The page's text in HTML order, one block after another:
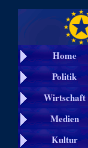
Home
Politik
Wirtschaft
Medien
Kultur